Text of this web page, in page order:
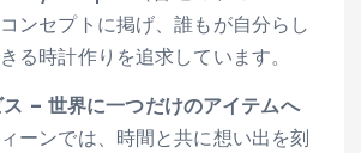
ンセプトに掲げ、誰もが自分らし
る時計作りを追求しています。
– 世界に一つだけのアイテムへ
ーンでは、時間と共に想い出を刻